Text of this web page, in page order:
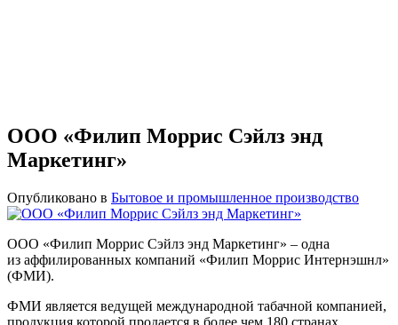
ООО «Филип Моррис Сэйлз энд
Маркетинг»
Опубликовано в Бытовое и промышленное производство
ООО «Филип Моррис Сэйлз энд Маркетинг» – одна
из аффилированных компаний «Филип Моррис Интернэшнл»
(ФМИ).
ФМИ является ведущей международной табачной компанией,
продукция которой продается в более чем 180 странах